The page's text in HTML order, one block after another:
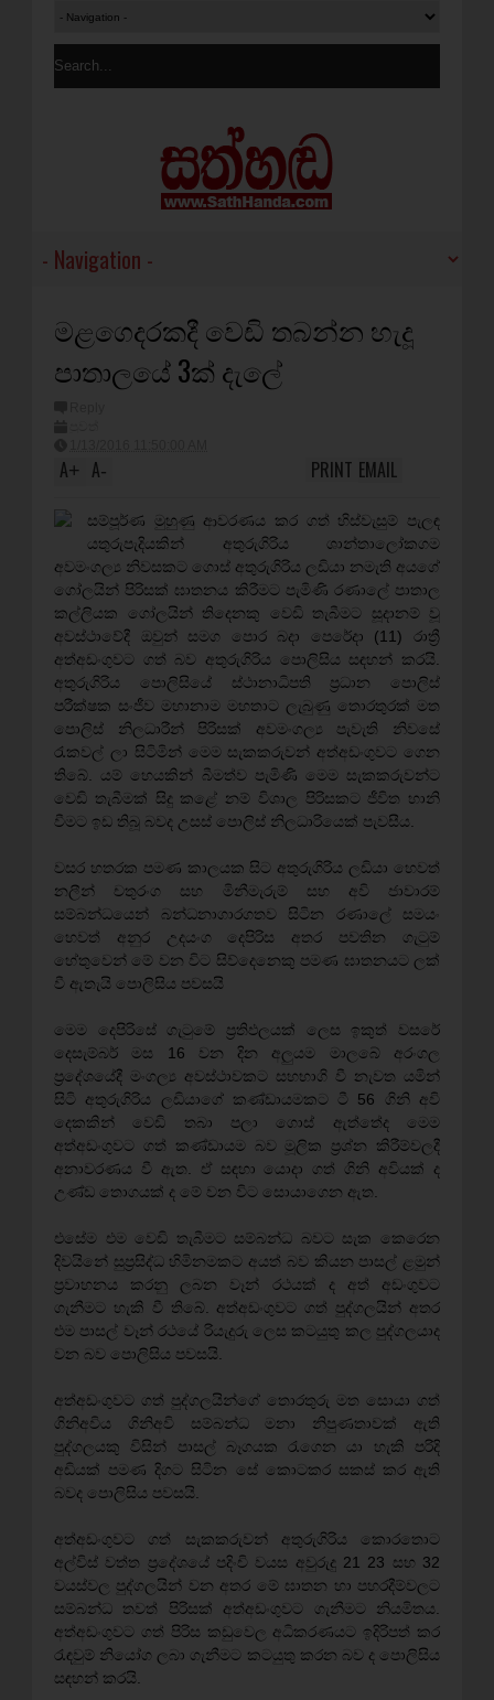
මළගෙදරකදී වෙඩි තබන්න හැදූ
පාතාලයේ 3ක් දැලේ
A+ A- EMAIL
PRINT
සම්පූර්ණ මුහුණු ආවරණය කර ගත් හිස්වැසුම් පැලඳ
යතුරුපැදියකින් අතුරුගිරිය ශාන්තාලෝකගම
අවමංගල්‍ය නිවසකට ගොස් අතුරුගිරිය ලඩියා නමැති අයගේ
ගෝලයින් පිරිසක් ඝාතනය කිරීමට පැමිණි රණාලේ පාතාල
කල්ලියක ගෝලයින් තිදෙනකු වෙඩි තැබීමට සූදානම් වූ
අවස්ථාවේදී ඔවුන් සමග පොර බදා පෙරේදා (11) රාත්‍රී
අත්අඩංගුවට ගත් බව අතුරුගිරිය පොලිසිය සඳහන් කරයි.
අතුරුගිරිය පොලිසියේ ස්ථානාධිපති ප්‍රධාන පොලිස්
පරීක්ෂක සංජීව මහානාම මහතාට ලැබුණු තොරතුරක් මත
පොලිස් නිලධාරීන් පිරිසක් අවමංගල්‍ය පැවැති නිවසේ
රැකවල් ලා සිටිමින් මෙම සැකකරුවන් අත්අඩංගුවට ගෙන
තිබේ. යම් හෙයකින් බීමත්ව පැමිණි මෙම සැකකරුවන්ට
වෙඩි තැබීමක් සිදු කළේ නම් විශාල පිරිසකට ජීවිත හානි
වීමට ඉඩ තිබූ බවද උසස් පොලිස් නිලධාරියෙක් පැවසීය.
වසර හතරක පමණ කාලයක සිට අතුරුගිරිය ලඩියා හෙවත්
නලීන් චතුරංග සහ මිනීමැරුම් සහ අවි ජාවාරම්
සම්බන්ධයෙන් බන්ධනාගාරගතව සිටින රණාලේ සමයං
හෙවත් අනුර උදයංග දෙපිරිස අතර පවතින ගැටුම්
හේතුවෙන් මේ වන විට සිව්දෙනෙකු පමණ ඝාතනයට ලක්
වී ඇතැයි පොලිසිය පවසයි
මෙම දෙපිරිසේ ගැටුමේ ප්‍රතිඵලයක් ලෙස ඉකුත් වසරේ
දෙසැම්බර් මස 16 වන දින අලුයම මාලබේ අරංගල
ප්‍රදේශයේදී මංගල්‍ය අවස්ථාවකට සහභාගි වී නැවත යමින්
සිටි අතුරුගිරිය ලඩියාගේ කණ්ඩායමකට ටී 56 ගිනි අවි
දෙකකින් වෙඩි තබා පලා ගොස් ඇත්තේද මෙම
අත්අඩංගුවට ගත් කණ්ඩායම බව මූලික ප්‍රශ්න කිරීම්වලදී
අනාවරණය වී ඇත. ඒ සඳහා යොදා ගත් ගිනි අවියක් ද
උණ්ඩ තොගයක් ද මේ වන විට සොයාගෙන ඇත.
එසේම එම වෙඩි තැබීමට සම්බන්ධ බවට සැක කෙරෙන
දිවයිනේ සුප්‍රසිද්ධ හිමිනමකට අයත් බව කියන පාසල් ළමුන්
ප්‍රවාහනය කරනු ලබන වෑන් රථයක් ද අත් අඩංගුවට
ගැනීමට හැකි වී තිබේ. අත්අඩංගුවට ගත් පුද්ගලයින් අතර
එම පාසල් වෑන් රථයේ රියැදුරු ලෙස කටයුතු කල පුද්ගලයාද
වන බව පොලිසිය පවසයි.
අත්අඩංගුවට ගත් පුද්ගලයින්ගේ තොරතුරු මත සොයා ගත්
ගිනිඅවිය ගිනිඅවි සම්බන්ධ මනා නිපුණතාවක් ඇති
පුද්ගලයකු විසින් පාසල් බෑගයක රැගෙන යා හැකි පරිදි
අඩියක් පමණ දිගට සිටින සේ කොටකර සකස් කර ඇති
බවද පොලිසිය පවසයි.
අත්අඩංගුවට ගත් සැකකරුවන් අතුරුගිරිය කොරතොට
අල්විස් වත්ත ප්‍රදේශයේ පදිංචි වයස අවුරුදු 21 23 සහ 32
වයස්වල පුද්ගලයින් වන අතර මේ ඝාතන හා පහරදීම්වලට
සම්බන්ධ තවත් පිරිසක් අත්අඩංගුවට ගැනීමට නියමිතය.
අත්අඩංගුවට ගත් පිරිස කඩුවෙල අධිකරණයට ඉදිරිපත් කර
රැඳවුම් නියෝග ලබා ගැනීමට කටයුතු කරන බව ද පොලිසිය
සඳහන් කරයි.